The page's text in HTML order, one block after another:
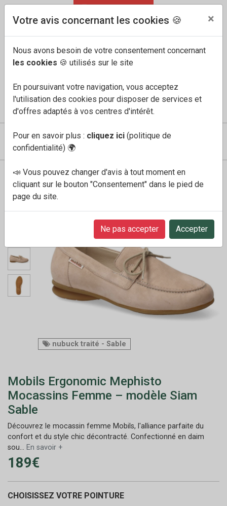
04 91 60 68 33
COMPTE MES FAVORIS
Boutique Femme siam sable
nubuck traité - Sable
Mobils Ergonomic Mephisto
Mocassins Femme – modèle Siam
Sable
Découvrez le mocassin femme Mobils, l'alliance parfaite du
confort et du style chic décontracté. Confectionné en daim
sou... En savoir +
189€
CHOISISSEZ VOTRE POINTURE
Votre avis concernant les cookies 🍪 ×
Nous avons besoin de votre consentement concernant
les cookies 🍪 utilisés sur le site
En poursuivant votre navigation, vous acceptez
l'utilisation des cookies pour disposer de services et
d'offres adaptés à vos centres d'intérêt.
Pour en savoir plus : cliquez ici (politique de
confidentialité) 🌍
📣 Vous pouvez changer d'avis à tout moment en
cliquant sur le bouton "Consentement" dans le pied de
page du site.
Ne pas accepter Accepter